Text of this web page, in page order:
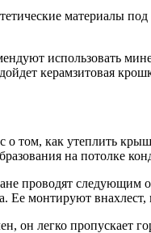
материалы под
использовать
керамзитовая
том, как утеплить
на потолке
проводят
Ее монтируют
он легко пропускает